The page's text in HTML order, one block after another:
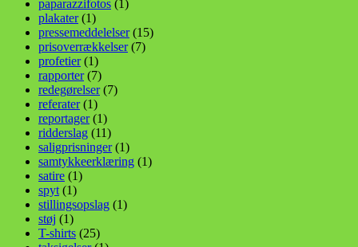
paparazzifotos (1)
plakater(1)
pressemeddelelser(15)
prisoverrækkelser(7)
profetier(1)
rapporter(7)
redegørelser(7)
referater(1)
reportager(1)
ridderslag (11)
saligprisninger(1)
samtykkeerklæring (1)
satire (1)
spyt (1)
stillingsopslag (1)
støj (1)
T-shirts (25)